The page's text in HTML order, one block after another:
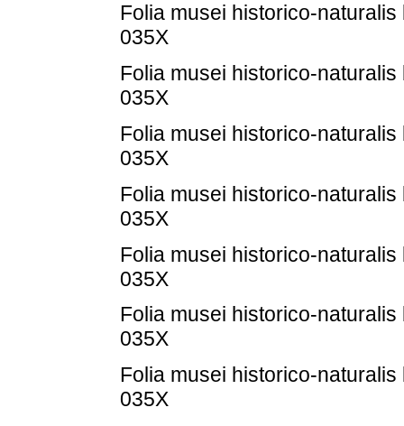
Folia musei historico-
035X
Folia musei historico-
035X
Folia musei historico-
035X
Folia musei historico-
035X
Folia musei historico-
035X
Folia musei historico-
035X
Folia musei historico-
035X